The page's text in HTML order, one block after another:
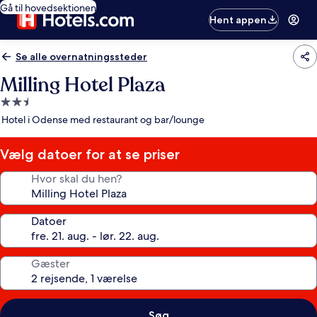
Gå til hovedsektionen
Hent appen
Se alle overnatningssteder
Milling Hotel Plaza
2.5-
stjernet
Hotel i Odense med restaurant og bar/lounge
Vælg datoer for at se priser
Hvor skal du hen?
Datoer
Gæster